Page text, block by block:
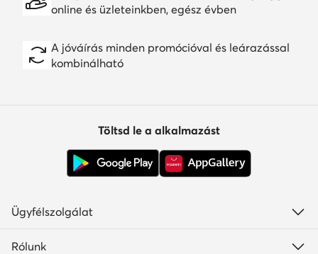
online és üzleteinkben, egész évben
A jóváírás minden promócióval és leárazással
kombinálható
Töltsd le a alkalmazást
Ügyfélszolgálat
Rólunk